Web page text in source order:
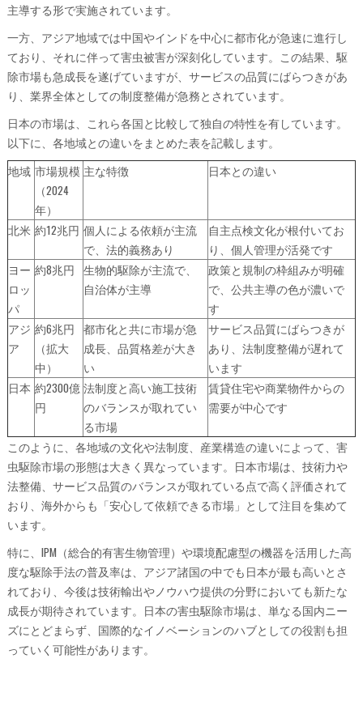
主導する形で実施されています。
一方、アジア地域では中国やインドを中心に都市化が急速に進行し
ており、それに伴って害虫被害が深刻化しています。この結果、駆
除市場も急成長を遂げていますが、サービスの品質にばらつきがあ
り、業界全体としての制度整備が急務とされています。
日本の市場は、これら各国と比較して独自の特性を有しています。
以下に、各地域との違いをまとめた表を記載します。
地域 市場規模
（2024
年）
主な特徴 日本との違い
北米 約12兆円 個人による依頼が主流
で、法的義務あり
自主点検文化が根付いてお
り、個人管理が活発です
ヨー
ロッ
パ
約8兆円 生物的駆除が主流で、
自治体が主導
政策と規制の枠組みが明確
で、公共主導の色が濃いで
す
アジ
ア
約6兆円
（拡大
中）
都市化と共に市場が急
成長、品質格差が大き
い
サービス品質にばらつきが
あり、法制度整備が遅れて
います
日本 約2300億
円
法制度と高い施工技術
のバランスが取れてい
る市場
賃貸住宅や商業物件からの
需要が中心です
このように、各地域の文化や法制度、産業構造の違いによって、害
虫駆除市場の形態は大きく異なっています。日本市場は、技術力や
法整備、サービス品質のバランスが取れている点で高く評価されて
おり、海外からも「安心して依頼できる市場」として注目を集めて
います。
特に、IPM（総合的有害生物管理）や環境配慮型の機器を活用した高
度な駆除手法の普及率は、アジア諸国の中でも日本が最も高いとさ
れており、今後は技術輸出やノウハウ提供の分野においても新たな
成長が期待されています。日本の害虫駆除市場は、単なる国内ニー
ズにとどまらず、国際的なイノベーションのハブとしての役割も担
っていく可能性があります。